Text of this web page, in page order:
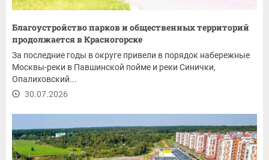
Благоустройство парков и общественных территорий
продолжается в Красногорске
За последние годы в округе привели в порядок набережные
Москвы-реки в Павшинской пойме и реки Синички,
Опалиховский...
30.07.2026